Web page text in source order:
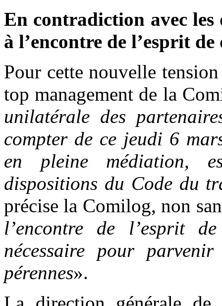
En contradiction avec
à l’encontre de l’esprit
Pour cette nouvelle
top management de la
unilatérale des
compter de ce jeudi 6
en pleine médiation,
dispositions du Code du
précise la Comilog, non
l’encontre de l’esprit
nécessaire pour
pérennes».